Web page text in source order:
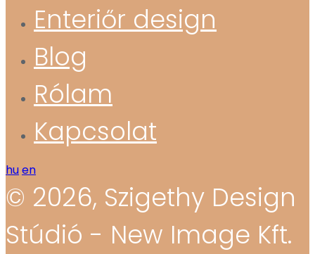
Enteriőr design
Blog
Rólam
Kapcsolat
huen
© 2026, Szigethy Design
Stúdió - New Image Kft.